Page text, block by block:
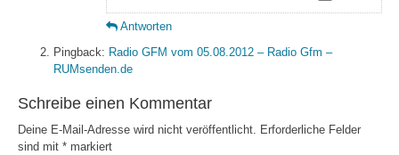
Antworten
Pingback: Radio GFM vom 05.08.2012 – Radio Gfm –
RUMsenden.de
Schreibe einen Kommentar
Deine E-Mail-Adresse wird nicht veröffentlicht. Erforderliche Felder
sind mit *markiert